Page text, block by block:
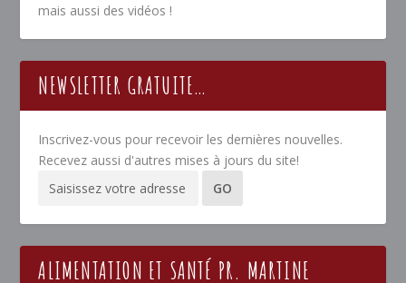
mais aussi des vidéos !
NEWSLETTER GRATUITE…
Inscrivez-vous pour recevoir les dernières nouvelles.
Recevez aussi d'autres mises à jours du site!
ALIMENTATION ET SANTÉ PR. MARTINE